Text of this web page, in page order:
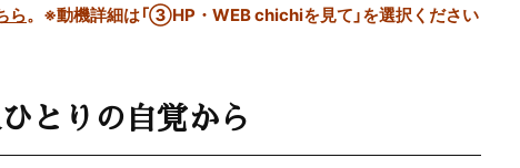
ら。 ※動機詳細は「③HP・WEB chichiを見て」を選択ください
とりの自覚から